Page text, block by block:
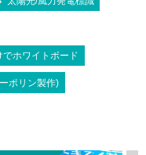
でホワイトボード
ポリン製作)